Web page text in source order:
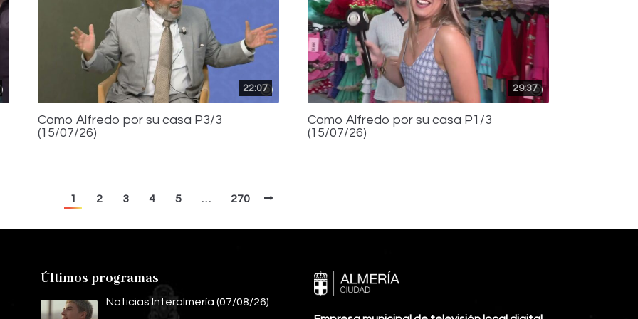
22:07
Como Alfredo por su casa P3/3
(15/07/26)
29:37
Como Alfredo por su casa P1/3
(15/07/26)
1 2 3 4 5 … 270
Últimos programas
Noticias Interalmería (07/08/26)